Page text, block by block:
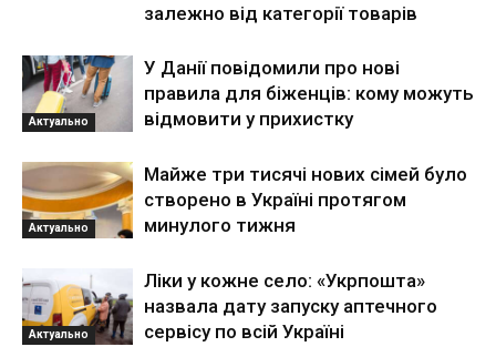
залежно від категорії товарів
Актуально
У Данії повідомили про нові
правила для біженців: кому можуть
відмовити у прихистку
Актуально
Майже три тисячі нових сімей було
створено в Україні протягом
минулого тижня
Актуально
Ліки у кожне село: «Укрпошта»
назвала дату запуску аптечного
сервісу по всій Україні